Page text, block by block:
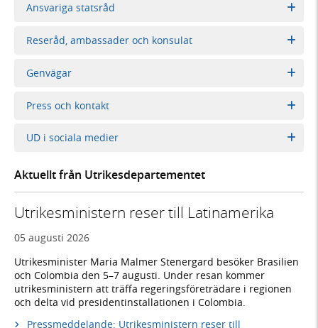
Ansvariga statsråd
Reseråd, ambassader och konsulat
Genvägar
Press och kontakt
UD i sociala medier
Aktuellt från Utrikesdepartementet
Utrikesministern reser till Latinamerika
05 augusti 2026
Utrikesminister Maria Malmer Stenergard besöker Brasilien
och Colombia den 5–7 augusti. Under resan kommer
utrikesministern att träffa regeringsföreträdare i regionen
och delta vid presidentinstallationen i Colombia.
Pressmeddelande: Utrikesministern reser till